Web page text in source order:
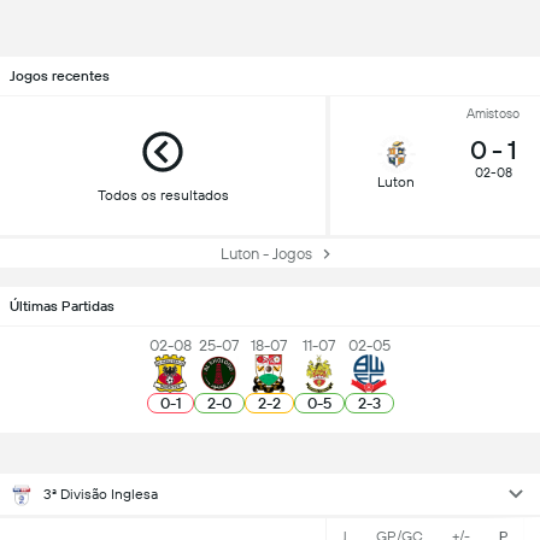
Jogos recentes
Todos os resultados
Amistoso
Luton
0- 1
02-08
Luton - Jogos
Últimas Partidas
02-08
0-1
25-07
2-0
18-07
2-2
11-07
0-5
02-05
2-3
3ª Divisão Inglesa
J GP/GC +/- P